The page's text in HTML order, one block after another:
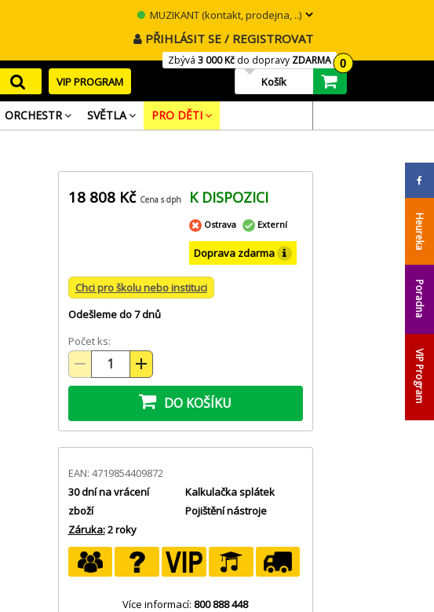
MUZIKANT (kontakt, prodejna, ..)
PŘIHLÁSIT SE / REGISTROVAT
VIP PROGRAM
Zbývá 3 000 Kčdo dopravy ZDARMA 0
Košík
ORCHESTR SVĚTLA PRO DĚTI
Heureka
Poradna
VIP Program
18 808 Kč Cena s dph K DISPOZICI
Ostrava Externí
Doprava zdarma
Chci pro školu nebo instituci
Odešleme do 7 dnů
Počet ks:
DO KOŠÍKU
EAN: 4719854409872
30 dní na vrácení
zboží
Záruka:2 roky
Kalkulačka splátek
Pojištění nástroje
Více informací: 800 888 448